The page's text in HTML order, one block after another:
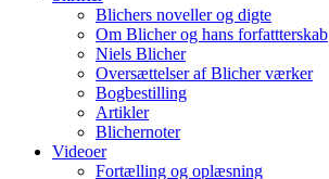
Blichers noveller og digte
Om Blicher og hans forfattterskab
Niels Blicher
Oversættelser af Blicher værker
Bogbestilling
Artikler
Blichernoter
Videoer
Fortælling og oplæsning